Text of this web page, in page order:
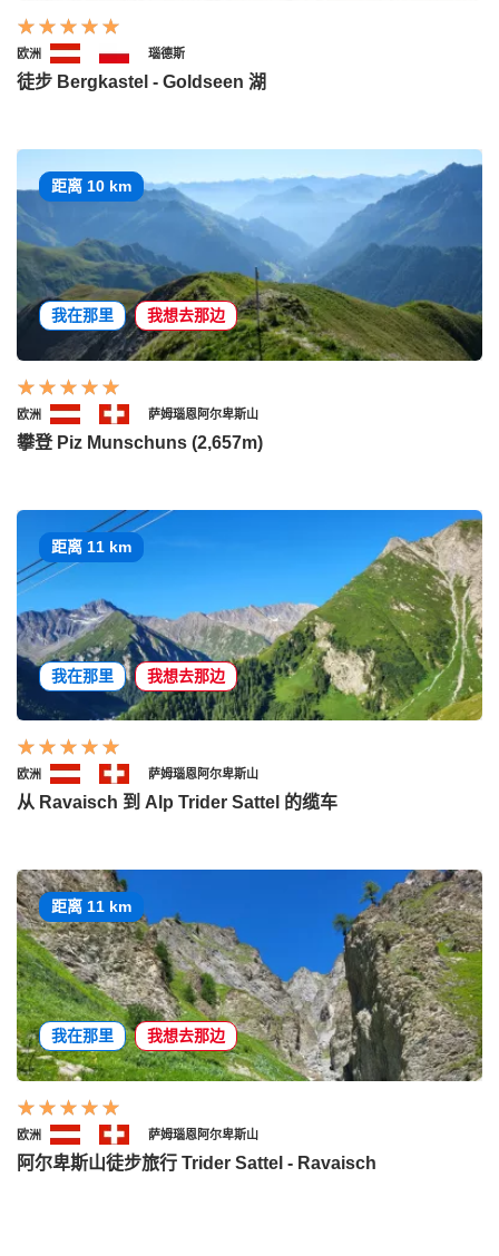
欧洲 瑙德斯
徒步 Bergkastel - Goldseen 湖
距离 10 km
我在那里 我想去那边
欧洲 萨姆瑙恩阿尔卑斯山
攀登 Piz Munschuns (2,657m)
距离 11 km
我在那里 我想去那边
欧洲 萨姆瑙恩阿尔卑斯山
从 Ravaisch 到 Alp Trider Sattel 的缆车
距离 11 km
我在那里 我想去那边
欧洲 萨姆瑙恩阿尔卑斯山
阿尔卑斯山徒步旅行 Trider Sattel - Ravaisch